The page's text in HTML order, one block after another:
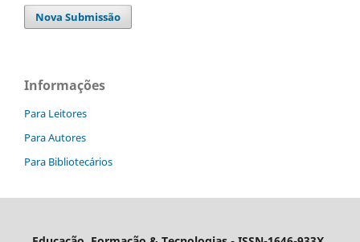
Nova Submissão
Informações
Para Leitores
Para Autores
Para Bibliotecários